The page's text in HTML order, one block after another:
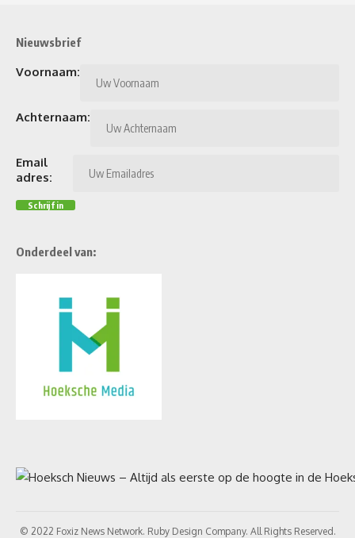
Nieuwsbrief
Voornaam:
Achternaam:
Email
adres:
Onderdeel van:
© 2022 Foxiz News Network. Ruby Design Company. All Rights Reserved.